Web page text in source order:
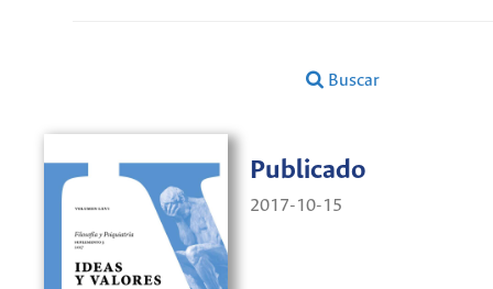
Buscar
Publicado
2017-10-15